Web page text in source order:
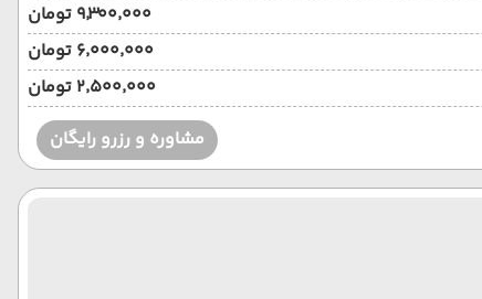
۹٬۳۰۰٬۰۰۰ تومان
۶٬۰۰۰٬۰۰۰ تومان
۲٬۵۰۰٬۰۰۰ تومان
مشاوره و رزرو رایگان